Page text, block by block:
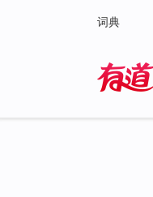
词典